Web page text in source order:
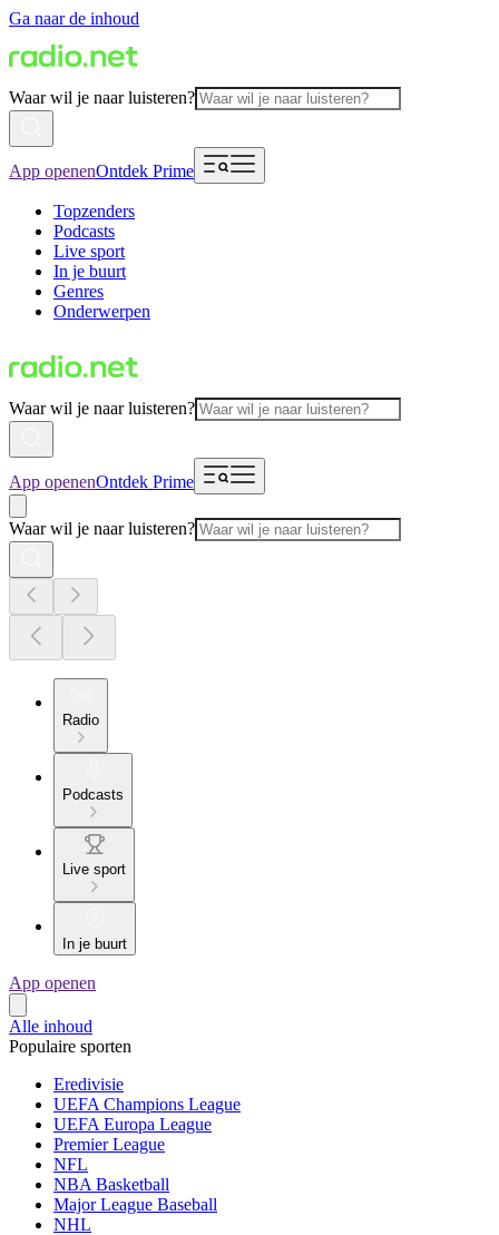
Ga naar de inhoud
Waar wil je naar luisteren?
App openenOntdek Prime
Topzenders
Podcasts
Live sport
In je buurt
Genres
Onderwerpen
Waar wil je naar luisteren?
App openenOntdek Prime
Waar wil je naar luisteren?
Radio
Podcasts
Live sport
In je buurt
App openen
Alle inhoud
Populaire sporten
Eredivisie
UEFA Champions League
UEFA Europa League
Premier League
NFL
NBA Basketball
Major League Baseball
NHL